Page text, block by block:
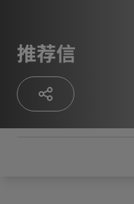
推荐信